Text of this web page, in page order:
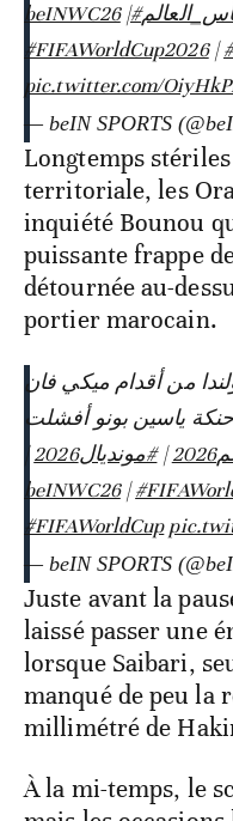
#beINWC26
|
#FIFAWorldCup2026|
pic.twitter.com/
— beIN SPORTS
Longtemps
territoriale, les
inquiété Bounou
puissante frappe
détournée au-
portier marocain.
من أقدام ميكي فان
ياسين بونو أفشلت
|#مونديال2026
|
|
#FIFAWorldCup
— beIN SPORTS
Juste avant la
laissé passer une
lorsque Saibari,
manqué de peu la
millimétré de
À la mi-temps, le